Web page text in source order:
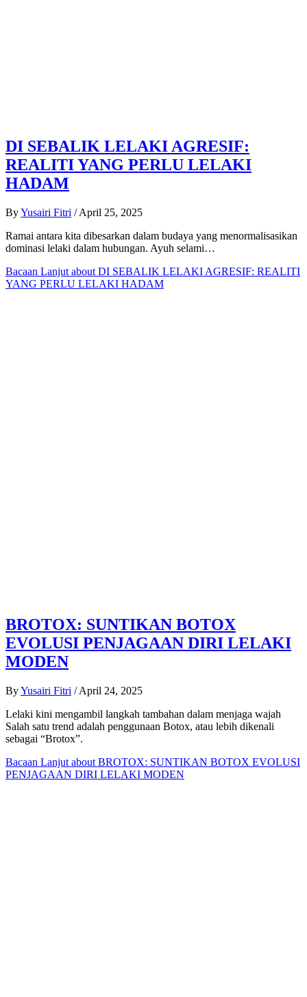
DI SEBALIK LELAKI AGRESIF:
REALITI YANG PERLU LELAKI
HADAM
ByYusairi Fitri / April 25, 2025
Ramai antara kita dibesarkan dalam budaya yang menormalisasikan
dominasi lelaki dalam hubungan. Ayuh selami…
Bacaan Lanjut about DI SEBALIK LELAKI AGRESIF: REALITI
YANG PERLU LELAKI HADAM
BROTOX: SUNTIKAN BOTOX
EVOLUSI PENJAGAAN DIRI LELAKI
MODEN
ByYusairi Fitri / April 24, 2025
Lelaki kini mengambil langkah tambahan dalam menjaga wajah
Salah satu trend adalah penggunaan Botox, atau lebih dikenali
sebagai “Brotox”.​
Bacaan Lanjut about BROTOX: SUNTIKAN BOTOX EVOLUSI
PENJAGAAN DIRI LELAKI MODEN